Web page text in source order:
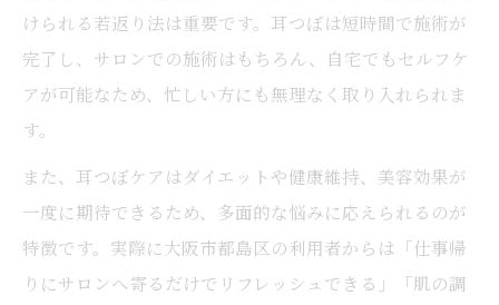
けられる若返り法は重要です。耳つぼは短時間で施術が
完了し、サロンでの施術はもちろん、自宅でもセルフケ
アが可能なため、忙しい方にも無理なく取り入れられま
す。
また、耳つぼケアはダイエットや健康維持、美容効果が
一度に期待できるため、多面的な悩みに応えられるのが
特徴です。実際に大阪市都島区の利用者からは「仕事帰
りにサロンへ寄るだけでリフレッシュできる」「肌の調